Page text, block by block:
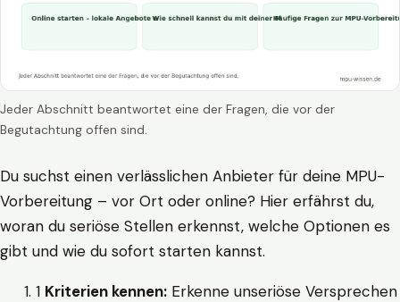
Jeder Abschnitt beantwortet eine der Fragen, die vor der
Begutachtung offen sind.
Du suchst einen verlässlichen Anbieter für deine MPU-
Vorbereitung – vor Ort oder online? Hier erfährst du,
woran du seriöse Stellen erkennst, welche Optionen es
gibt und wie du sofort starten kannst.
1 Kriterien kennen: Erkenne unseriöse Versprechen